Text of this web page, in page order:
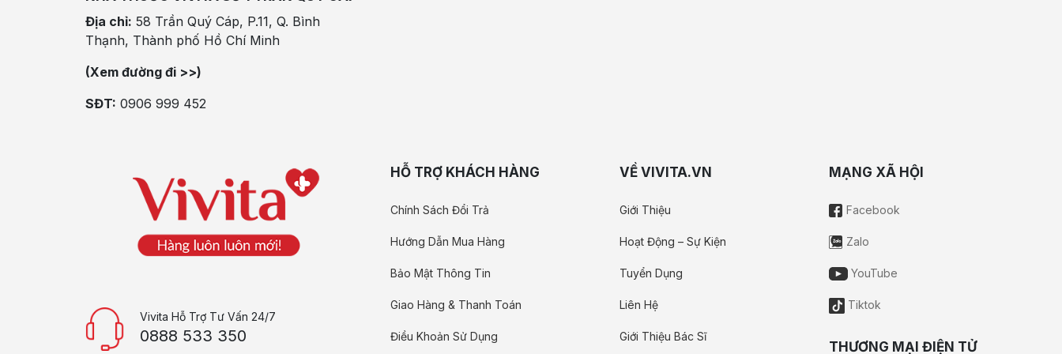
Địa chỉ: 58 Trần Quý Cáp, P.11, Q. Bình
Thạnh, Thành phố Hồ Chí Minh
(Xem đường đi >>)
SĐT: 0906 999 452
Vivita Hỗ Trợ Tư Vấn 24/7
0888 533 350
HỖ TRỢ KHÁCH HÀNG
Chính Sách Đổi Trả
Hướng Dẫn Mua Hàng
Bảo Mật Thông Tin
Giao Hàng & Thanh Toán
Điều Khoản Sử Dụng
VỀ VIVITA.VN
Giới Thiệu
Hoạt Động – Sự Kiện
Tuyển Dụng
Liên Hệ
Giới Thiệu Bác Sĩ
MẠNG XÃ HỘI
Facebook
Zalo
YouTube
Tiktok
THƯƠNG MẠI ĐIỆN TỬ